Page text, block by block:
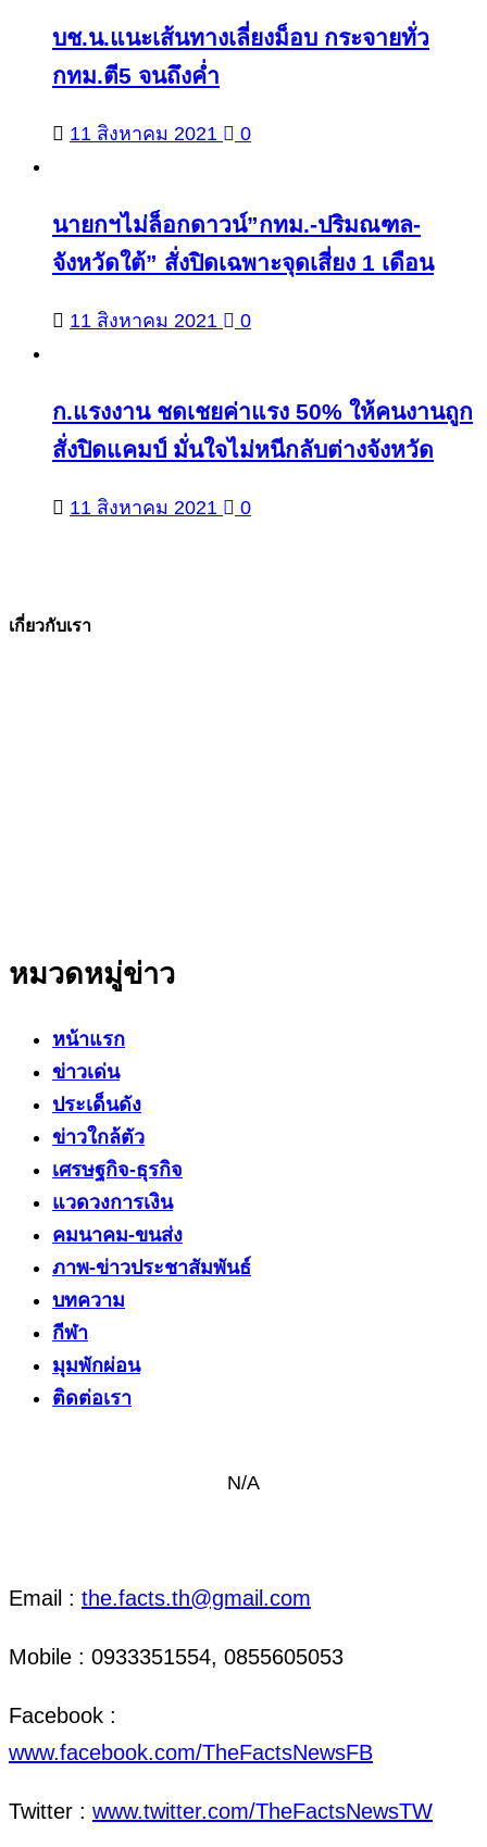
บช.น.แนะเส้นทางเลี่ยงม็อบ กระจายทั่ว
กทม.ตี5 จนถึงค่ำ
11 สิงหาคม 2021 0
นายกฯไม่ล็อกดาวน์”กทม.-ปริมณฑล-
จังหวัดใต้” สั่งปิดเฉพาะจุดเสี่ยง 1 เดือน
11 สิงหาคม 2021 0
ก.แรงงาน ชดเชยค่าแรง 50% ให้คนงานถูก
สั่งปิดแคมป์ มั่นใจไม่หนีกลับต่างจังหวัด
11 สิงหาคม 2021 0
เกี่ยวกับเรา
หมวดหมู่ข่าว
หน้าแรก
ข่าวเด่น
ประเด็นดัง
ข่าวใกล้ตัว
เศรษฐกิจ-ธุรกิจ
แวดวงการเงิน
คมนาคม-ขนส่ง
ภาพ-ข่าวประชาสัมพันธ์
บทความ
กีฬา
มุมพักผ่อน
ติดต่อเรา
N/A
Email : the.facts.th@gmail.com
Mobile : 0933351554, 0855605053
Facebook :
www.facebook.com/TheFactsNewsFB
Twitter : www.twitter.com/TheFactsNewsTW